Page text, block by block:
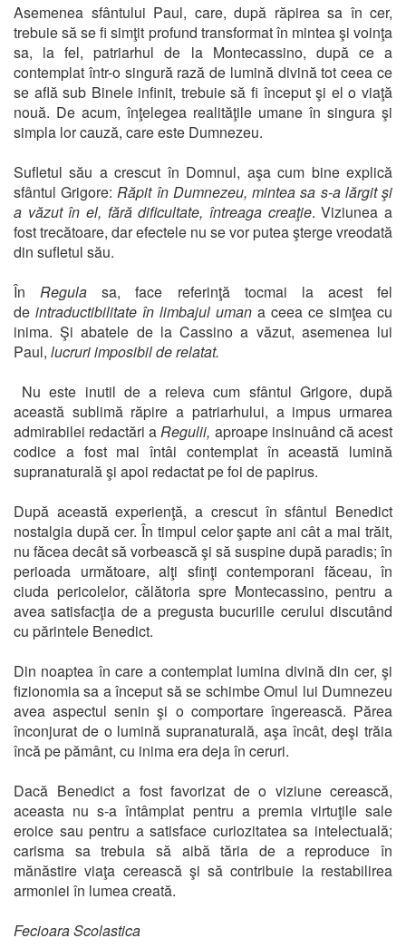
Asemenea sfântului Paul, care, după răpirea sa în cer,
trebuie să se fi simţit profund transformat în mintea şi voinţa
sa, la fel, patriarhul de la Montecassino, după ce a
contemplat într-o singură rază de lumină divină tot ceea ce
se află sub Binele infinit, trebuie să fi început şi el o viaţă
nouă. De acum, înţelegea realităţile umane în singura şi
simpla lor cauză, care este Dumnezeu.
Sufletul său a crescut în Domnul, aşa cum bine explică
sfântul Grigore: Răpit în Dumnezeu, mintea sa s-a lărgit şi
a văzut în el, fără dificultate, întreaga creaţie. Viziunea a
fost trecătoare, dar efectele nu se vor putea şterge vreodată
din sufletul său.
În Regula sa, face referinţă tocmai la acest fel
de intraductibilitate în limbajul uman a ceea ce simţea cu
inima. Şi abatele de la Cassino a văzut, asemenea lui
Paul, lucruri imposibil de relatat.
Nu este inutil de a releva cum sfântul Grigore, după
această sublimă răpire a patriarhului, a impus urmarea
admirabilei redactări a Regulii, aproape insinuând că acest
codice a fost mai întâi contemplat în această lumină
supranaturală şi apoi redactat pe foi de papirus.
După această experienţă, a crescut în sfântul Benedict
nostalgia după cer. În timpul celor şapte ani cât a mai trăit,
nu făcea decât să vorbească şi să suspine după paradis; în
perioada următoare, alţi sfinţi contemporani făceau, în
ciuda pericolelor, călătoria spre Montecassino, pentru a
avea satisfacţia de a pregusta bucuriile cerului discutând
cu părintele Benedict.
Din noaptea în care a contemplat lumina divină din cer, şi
fizionomia sa a început să se schimbe Omul lui Dumnezeu
avea aspectul senin şi o comportare îngerească. Părea
înconjurat de o lumină supranaturală, aşa încât, deşi trăia
încă pe pământ, cu inima era deja în ceruri.
Dacă Benedict a fost favorizat de o viziune cerească,
aceasta nu s-a întâmplat pentru a premia virtuţile sale
eroice sau pentru a satisface curiozitatea sa intelectuală;
carisma sa trebuia să aibă tăria de a reproduce în
mănăstire viaţa cerească şi să contribuie la restabilirea
armoniei în lumea creată.
Fecioara Scolastica